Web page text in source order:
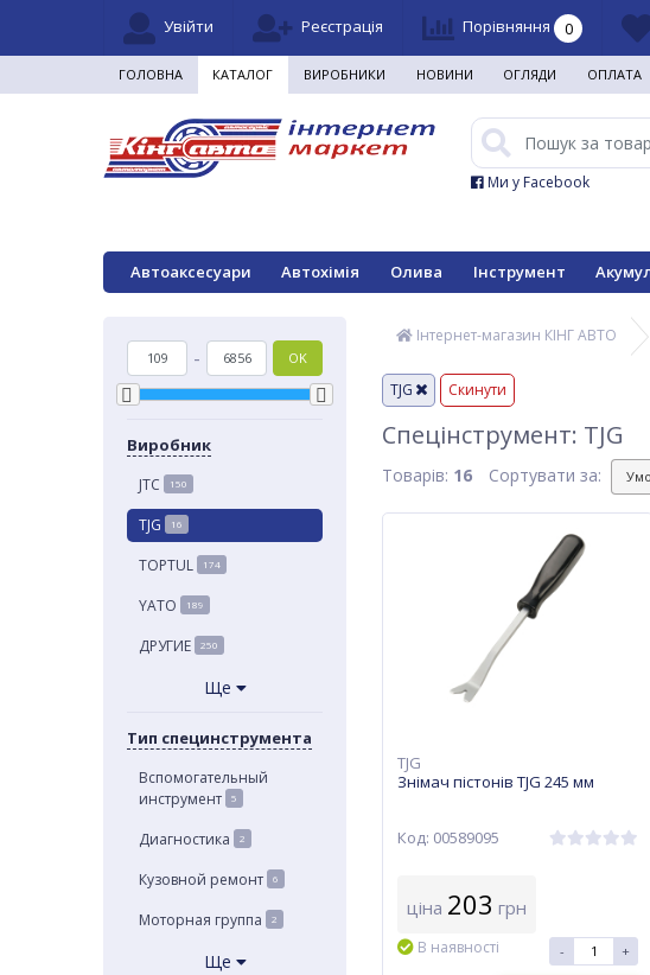
Увійти Реєстрація Порівняння 0
ГОЛОВНА КАТАЛОГ ВИРОБНИКИ НОВИНИ ОГЛЯДИ ОПЛАТА
Ми у Facebook
Автоаксесуари Автохімія Олива Інструмент
- OK
Виробник
JTC 150
TJG 16
TOPTUL 174
YATO 189
ДРУГИЕ 250
Ще
Тип специнструмента
Вспомогательный
инструмент
5
Диагностика 2
Кузовной ремонт 6
Моторная группа 2
Ще
Інтернет-магазин КІНГ АВТО
TJG Скинути
Спецінструмент: TJG
Товарів: 16 Сортувати за:
TJG
Знімач пістонів TJG 245 мм
Код: 00589095
ціна 203 грн
В наявності - +